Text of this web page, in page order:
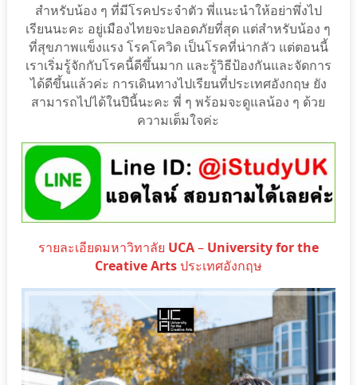
สำหรับน้อง ๆ ที่มีโรคประจำตัว พี่แนะนำให้อย่าพึ่งไป
เรียนนะคะ อยู่เมืองไทยจะปลอดภัยที่สุด แต่สำหรับน้อง ๆ
ที่สุขภาพแข็งแรง โรคโควิด เป็นโรคที่น่ากลัว แต่ตอนนี้
เราเริ่มรู้จักกับโรคนี้ดีขึ้นมาก และรู้วิธีป้องกันและจัดการ
ได้ดีขึ้นแล้วค่ะ การเดินทางไปเรียนที่ประเทศอังกฤษ ยัง
สามารถไปได้ในปีนี้นะคะ พี่ ๆ พร้อมจะดูแลน้อง ๆ ด้วย
ความเต็มใจค่ะ
รายละเอียดมหาวิทาลัย UCA– University for the
Creative Artsประเทศอังกฤษ